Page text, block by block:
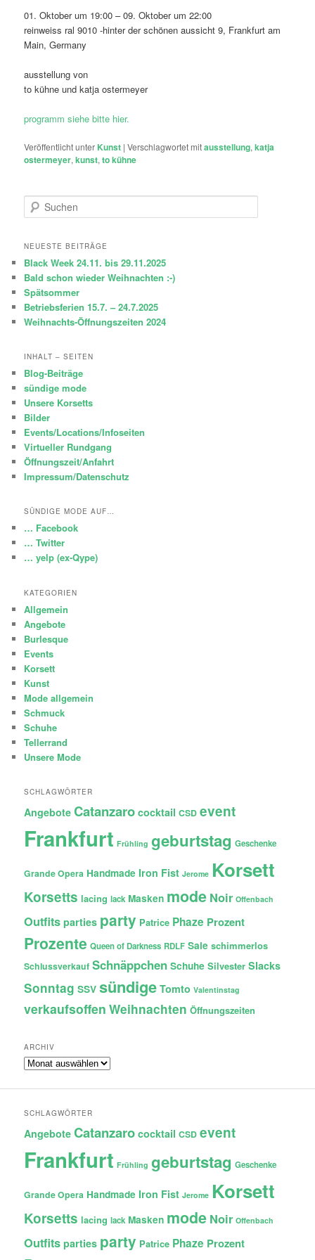
01. Oktober um 19:00 – 09. Oktober um 22:00
reinweiss ral 9010 -hinter der schönen aussicht 9, Frankfurt am
Main, Germany
ausstellung von
to kühne und katja ostermeyer
programm siehe bitte hier.
Veröffentlicht unter Kunst |Verschlagwortet mitausstellung,katja
ostermeyer,kunst,to kühne
u
h
n
NEUESTE BEITRÄGE
Black Week 24.11. bis 29.11.2025
Bald schon wieder Weihnachten :-)
Spätsommer
Betriebsferien 15.7. – 24.7.2025
Weihnachts-Öffnungszeiten 2024
INHALT – SEITEN
Blog-Beiträge
sündige mode
Unsere Korsetts
Bilder
Events/Locations/Infoseiten
Virtueller Rundgang
Öffnungszeit/Anfahrt
Impressum/Datenschutz
SÜNDIGE MODE AUF…
… Facebook
… Twitter
… yelp (ex-Qype)
KATEGORIEN
Allgemein
Angebote
Burlesque
Events
Korsett
Kunst
Mode allgemein
Schmuck
Schuhe
Tellerrand
Unsere Mode
SCHLAGWÖRTER
Angebote Catanzaro cocktail CSD event
Frankfurt Frühling geburtstag Geschenke
Grande Opera Handmade Iron Fist Jerome Korsett
Korsetts lacing lack Masken mode Noir Offenbach
Outfits parties party Patrice Phaze Prozent
Prozente Queen of Darkness RDLF Sale schimmerlos
Schlussverkauf Schnäppchen Schuhe Silvester Slacks
Sonntag SSV sündige Tomto Valentinstag
verkaufsoffen Weihnachten Öffnungszeiten
ARCHIV
Archiv
SCHLAGWÖRTER
Angebote Catanzaro cocktail CSD event
Frankfurt Frühling geburtstag Geschenke
Grande Opera Handmade Iron Fist Jerome Korsett
Korsetts lacing lack Masken mode Noir Offenbach
Outfits parties party Patrice Phaze Prozent